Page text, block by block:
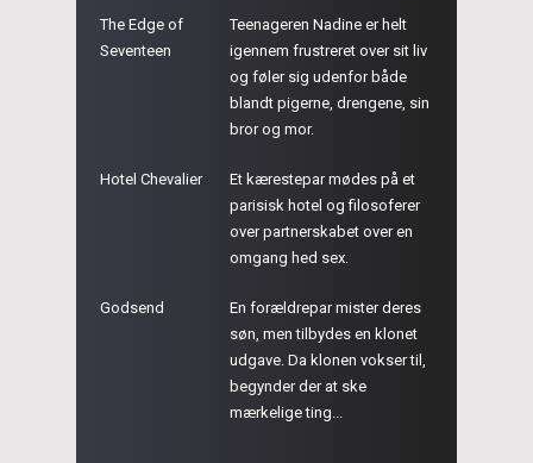
The Edge of
Seventeen
Teenageren Nadine er helt
igennem frustreret over sit liv
og føler sig udenfor både
blandt pigerne, drengene, sin
bror og mor.
Hotel Chevalier
Et kærestepar mødes på et
parisisk hotel og filosoferer
over partnerskabet over en
omgang hed sex.
Godsend
En forældrepar mister deres
søn, men tilbydes en klonet
udgave. Da klonen vokser til,
begynder der at ske
mærkelige ting...